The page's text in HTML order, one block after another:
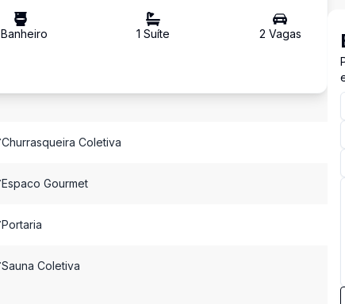
Banheiro 1 Suíte 2 Vagas
Churrasqueira Coletiva
Espaco Gourmet
Portaria
Sauna Coletiva